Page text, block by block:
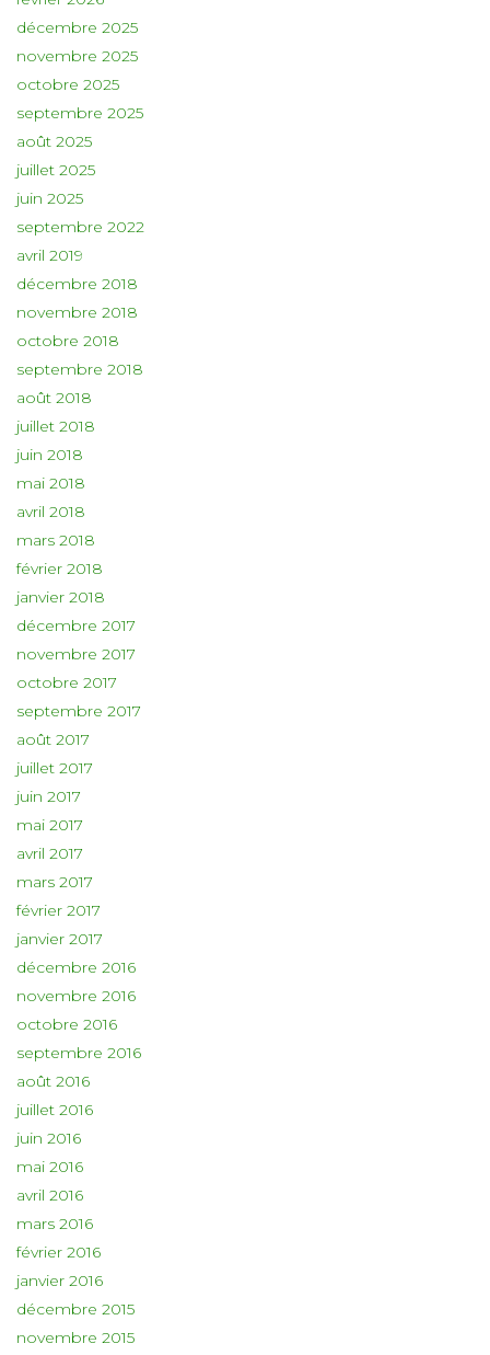
décembre 2025
novembre 2025
octobre 2025
septembre 2025
août 2025
juillet 2025
juin 2025
septembre 2022
avril 2019
décembre 2018
novembre 2018
octobre 2018
septembre 2018
août 2018
juillet 2018
juin 2018
mai 2018
avril 2018
mars 2018
février 2018
janvier 2018
décembre 2017
novembre 2017
octobre 2017
septembre 2017
août 2017
juillet 2017
juin 2017
mai 2017
avril 2017
mars 2017
février 2017
janvier 2017
décembre 2016
novembre 2016
octobre 2016
septembre 2016
août 2016
juillet 2016
juin 2016
mai 2016
avril 2016
mars 2016
février 2016
janvier 2016
décembre 2015
novembre 2015